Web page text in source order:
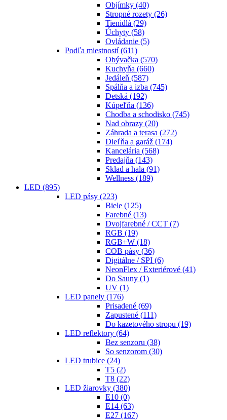
Objímky (40)
Stropné rozety (26)
Tienidlá (29)
Úchyty (58)
Ovládanie (5)
Podľa miestností(611)
Obývačka (570)
Kuchyňa (660)
Jedáleň (587)
Spálňa a izba (745)
Detská (192)
Kúpeľňa (136)
Chodba a schodisko (745)
Nad obrazy (20)
Záhrada a terasa (272)
Dieľňa a garáž (174)
Kancelária (568)
Predajňa (143)
Sklad a hala (91)
Wellness (189)
LED (895)
LED pásy (223)
Biele (125)
Farebné (13)
Dvojfarebné / CCT (7)
RGB (19)
RGB+W (18)
COB pásy (36)
Digitálne / SPI (6)
NeonFlex / Exteriérové (41)
Do Sauny (1)
UV (1)
LED panely (176)
Prisadené (69)
Zapustené (111)
Do kazetového stropu (19)
LED reflektory (64)
Bez senzoru (38)
So senzorom (30)
LED trubice (24)
T5 (2)
T8 (22)
LED žiarovky (380)
E10 (0)
E14 (63)
E27 (167)